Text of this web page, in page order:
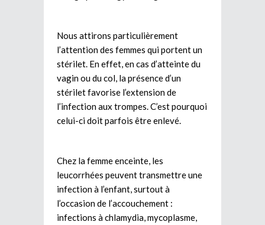
Nous attirons particulièrement
l’attention des femmes qui portent un
stérilet. En effet, en cas d’atteinte du
vagin ou du col, la présence d’un
stérilet favorise l’extension de
l’infection aux trompes. C’est pourquoi
celui-ci doit parfois être enlevé.
Chez la femme enceinte, les
leucorrhées peuvent transmettre une
infection à l’enfant, surtout à
l’occasion de l’accouchement :
infections à chlamydia, mycoplasme,